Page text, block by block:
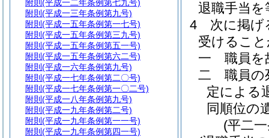
退職手当
4
次に掲げ
受けるこ
一
職員を
二
職員の
定による
同順位の
(平二
附則 (平成一二年条例第七九号)
附則 (平成一三年条例第九号)
附則 (平成一五年条例第一七号)
附則 (平成一五年条例第三九号)
附則 (平成一五年条例第五一号)
附則 (平成一五年条例第六二号)
附則 (平成一六年条例第九号)
附則 (平成一七年条例第二〇号)
附則 (平成一七年条例第一〇二号)
附則 (平成一八年条例第九号)
附則 (平成一九年条例第二号)
附則 (平成一九年条例第一一号)
附則 (平成一九年条例第四一号)